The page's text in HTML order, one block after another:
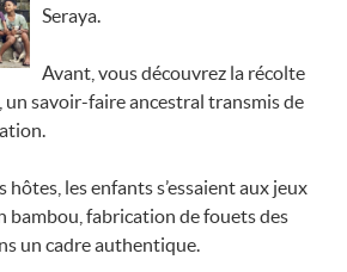
Seraya.
Avant, vous découvrez la récolte
savoir-faire ancestral transmis de
hôtes, les enfants s’essaient aux jeux
bambou, fabrication de fouets des
un cadre authentique.